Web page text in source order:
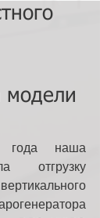
модели
наша
отгрузку